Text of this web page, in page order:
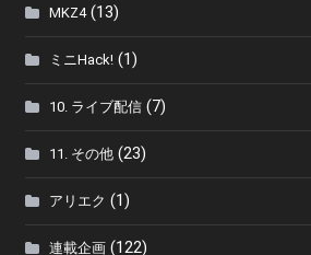
MKZ4(13)
ミニHack! (1)
10. ライブ配信 (7)
11. その他 (23)
アリエク (1)
連載企画 (122)